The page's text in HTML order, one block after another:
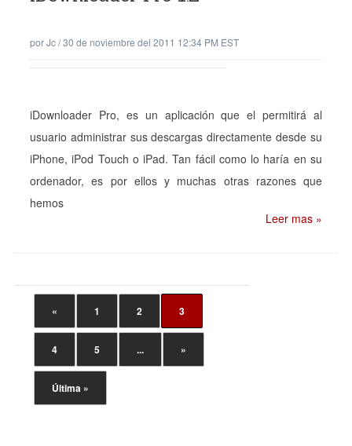
porJc/30 de noviembre del 2011 12:34 PM EST
iDownloader Pro, es un aplicación que el permitirá al
usuario administrar sus descargas directamente desde su
iPhone, iPod Touch o iPad. Tan fácil como lo haría en su
ordenador, es por ellos y muchas otras razones que
hemos
Leer mas »
« 1 2 3
4 5 ... »
Última »